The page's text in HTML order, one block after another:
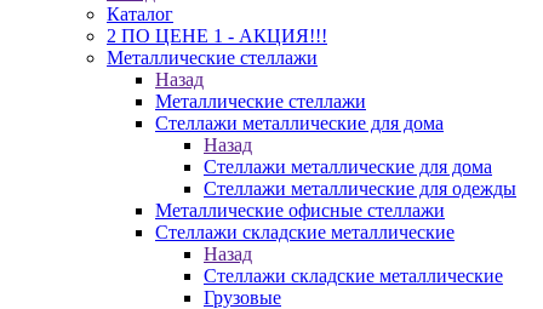
Каталог
2 ПО ЦЕНЕ 1 - АКЦИЯ!!!
Металлические стеллажи
Назад
Металлические стеллажи
Стеллажи металлические для дома
Назад
Стеллажи металлические для дома
Стеллажи металлические для одежды
Металлические офисные стеллажи
Стеллажи складские металлические
Назад
Стеллажи складские металлические
Грузовые